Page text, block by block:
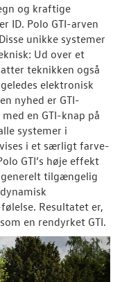
og kraftige
ID. Polo GTI-arven
unikke systemer
Ud over et
teknikken også
elektronisk
nyhed er GTI-
en GTI-knap på
systemer i
i et særligt farve-
GTI’s høje effekt
tilgængelig
Resultatet er,
en rendyrket GTI.